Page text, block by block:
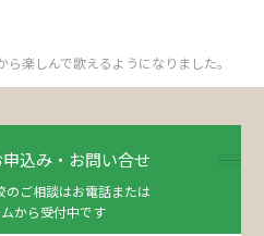
楽しんで歌えるようになりました。
込み・お問い合せ
のご相談はお電話または
から受付中です